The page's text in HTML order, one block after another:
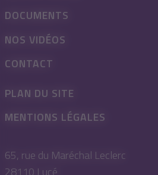
65, rue du Maréchal Leclerc
28110 Lucé
DOCUMENTS
NOS VIDÉOS
CONTACT
PLAN DU SITE
MENTIONS LÉGALES